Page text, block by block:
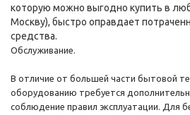
которую можно выгодно купить в
Москву), быстро оправдает
средства.
Обслуживание.
В отличие от большей части бытовой
оборудованию требуется
соблюдение правил эксплуатации. Для